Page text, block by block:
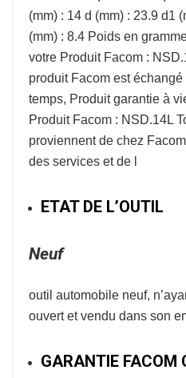
(mm) : 14 d (mm) : 23.9 d1
(mm) : 8.4 Poids en
votre Produit Facom :
produit Facom est
temps, Produit garantie à
Produit Facom : NSD.14L
proviennent de chez
des services et de l
ETAT DE L’OUTIL
Neuf
outil automobile neuf,
ouvert et vendu dans son
GARANTIE FACOM